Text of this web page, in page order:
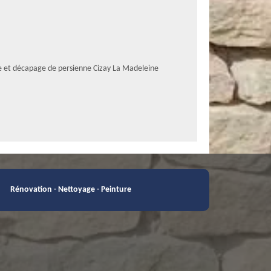
et décapage de persienne Cizay La Madeleine
Rénovation - Nettoyage - Peinture